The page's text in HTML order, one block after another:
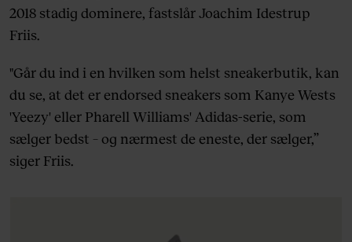
2018 stadig dominere, fastslår Joachim Idestrup
Friis.
"Går du ind i en hvilken som helst sneakerbutik, kan
du se, at det er endorsed sneakers som Kanye Wests
'Yeezy' eller Pharell Williams' Adidas-serie, som
sælger bedst – og nærmest de eneste, der sælger,”
siger Friis.